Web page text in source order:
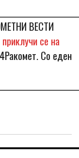
ВЕСТИ
приклучи се на
Со еден